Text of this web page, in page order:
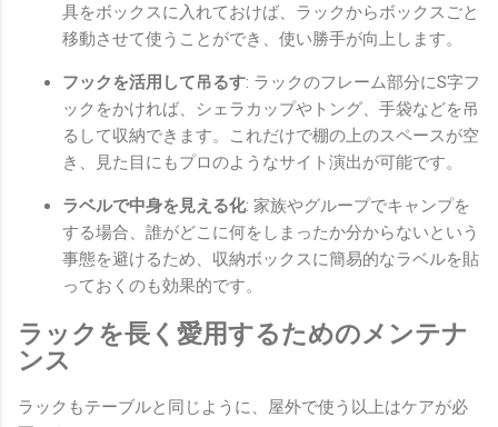
具をボックスに入れておけば、ラックからボックスごと
移動させて使うことができ、使い勝手が向上します。
フックを活用して吊るす: ラックのフレーム部分にS字フ
ックをかければ、シェラカップやトング、手袋などを吊
るして収納できます。これだけで棚の上のスペースが空
き、見た目にもプロのようなサイト演出が可能です。
ラベルで中身を見える化: 家族やグループでキャンプを
する場合、誰がどこに何をしまったか分からないという
事態を避けるため、収納ボックスに簡易的なラベルを貼
っておくのも効果的です。
ラックを長く愛用するためのメンテナ
ンス
ラックもテーブルと同じように、屋外で使う以上はケアが必